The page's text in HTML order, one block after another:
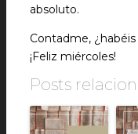
absoluto.
Contadme,
¡Feliz miércoles!
Posts